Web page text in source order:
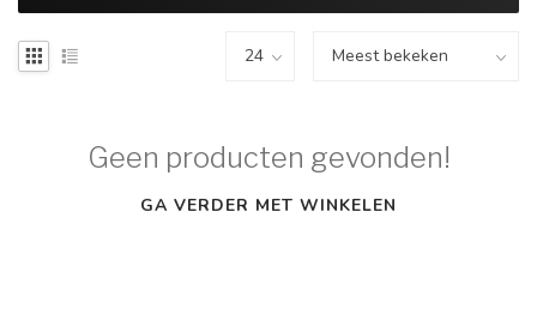
Geen producten gevonden!
GA VERDER MET WINKELEN